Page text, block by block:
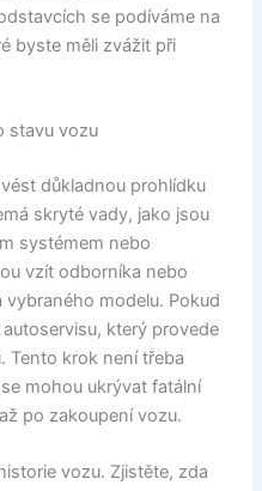
se podíváme na
byste měli zvážit při
stavu vozu
důkladnou prohlídku
skryté vady, jako jsou
systémem nebo
vzít odborníka nebo
modelu. Pokud
který provede
Tento krok není třeba
mohou ukrývat fatální
po zakoupení vozu.
vozu. Zjistěte, zda